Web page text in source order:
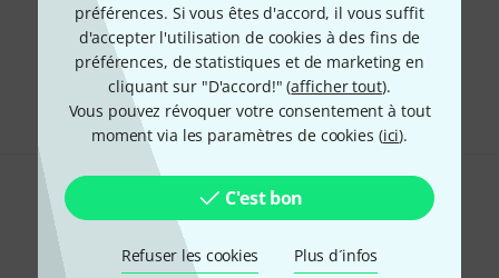
préférences. Si vous êtes d'accord, il vous suffit
d'accepter l'utilisation de cookies à des fins de
préférences, de statistiques et de marketing en
cliquant sur "D'accord!" (afficher tout).
Vous pouvez révoquer votre consentement à tout
moment via les paramètres de cookies (ici).
C'est bon
Refuser les cookies Plus d´infos
Aimez-vous ce que vous voyez ?
Partager Aide et commentaires